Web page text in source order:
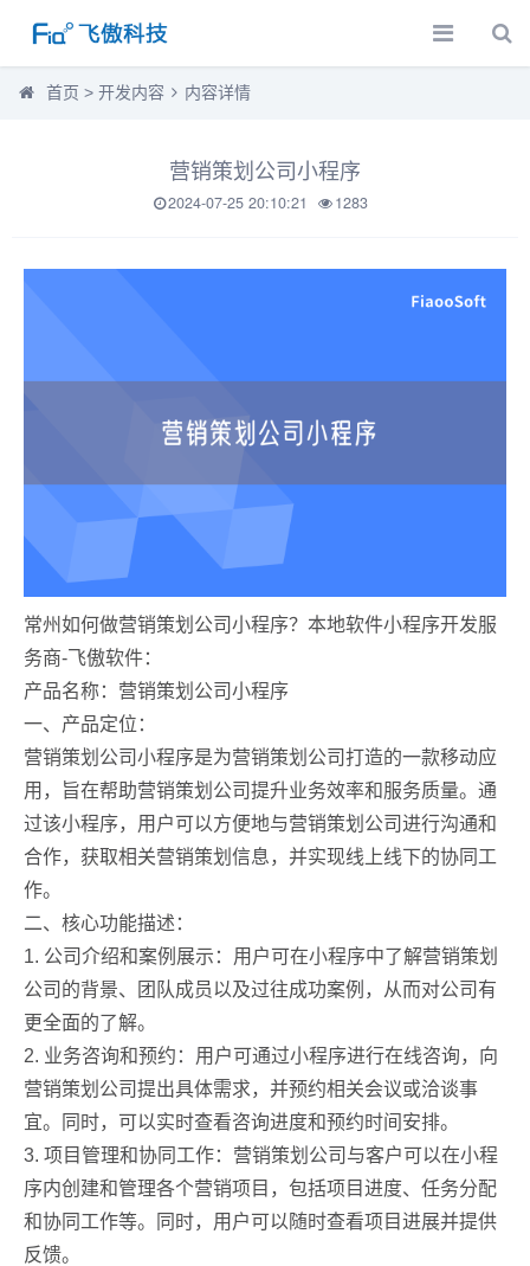
首页 > 开发内容 内容详情
营销策划公司小程序
2024-07-25 20:10:21 1283
常州如何做营销策划公司小程序？本地软件小程序开发服
务商-飞傲软件：
产品名称：营销策划公司小程序
一、产品定位：
营销策划公司小程序是为营销策划公司打造的一款移动应
用，旨在帮助营销策划公司提升业务效率和服务质量。通
过该小程序，用户可以方便地与营销策划公司进行沟通和
合作，获取相关营销策划信息，并实现线上线下的协同工
作。
二、核心功能描述：
1. 公司介绍和案例展示：用户可在小程序中了解营销策划
公司的背景、团队成员以及过往成功案例，从而对公司有
更全面的了解。
2. 业务咨询和预约：用户可通过小程序进行在线咨询，向
营销策划公司提出具体需求，并预约相关会议或洽谈事
宜。同时，可以实时查看咨询进度和预约时间安排。
3. 项目管理和协同工作：营销策划公司与客户可以在小程
序内创建和管理各个营销项目，包括项目进度、任务分配
和协同工作等。同时，用户可以随时查看项目进展并提供
反馈。